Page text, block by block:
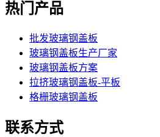
热门产品
批发玻璃钢盖板
玻璃钢盖板生产厂家
玻璃钢盖板方案
拉挤玻璃钢盖板-平板
格栅玻璃钢盖板
联系方式